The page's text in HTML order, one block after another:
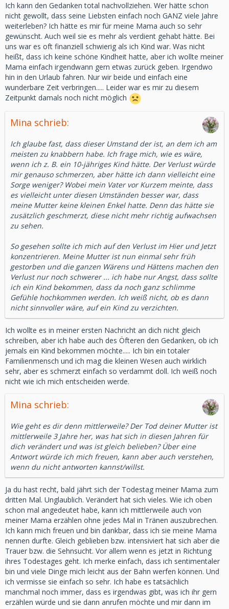
Ich kann den Gedanken total nachvollziehen. Wer hätte schon
nicht gewollt, dass seine Liebsten einfach noch GANZ viele Jahre
weiterleben? Ich hätte es mir für meine Mama auch so sehr
gewünscht. Auch weil sie es mehr als verdient gehabt hätte. Bei
uns war es oft finanziell schwierig als ich Kind war. Was nicht
heißt, dass ich keine schöne Kindheit hatte, aber ich wollte meiner
Mama einfach irgendwann gern etwas zurück geben. Irgendwo
hin in den Urlaub fahren. Nur wir beide und einfach eine
wunderbare Zeit verbringen..... Leider war es mir zu diesem
Zeitpunkt damals noch nicht möglich
Mina schrieb:
Ich glaube fast, dass dieser Umstand der ist, an dem ich am
meisten zu knabbern habe. Ich frage mich, wie es wäre,
wenn ich z. B. ein 10-jähriges Kind hätte. Der Verlust würde
mir genauso schmerzen, aber hätte ich dann vielleicht eine
Sorge weniger? Wobei mein Vater vor Kurzem meinte, dass
es vielleicht unter diesen Umständen besser war, dass
meine Mutter keine kleinen Enkel hatte. Denn das hätte sie
zusätzlich geschmerzt, diese nicht mehr richtig aufwachsen
zu sehen.
So gesehen sollte ich mich auf den Verlust im Hier und Jetzt
konzentrieren. Meine Mutter ist nun einmal sehr früh
gestorben und die ganzen Wärens und Hättens machen den
Verlust nur noch schwerer ... ich habe nur Angst, dass sollte
ich ein Kind bekommen, dass da noch ganz schlimme
Gefühle hochkommen werden. Ich weiß nicht, ob es dann
nicht sinnvoller wäre, auf ein Kind zu verzichten.
Ich wollte es in meiner ersten Nachricht an dich nicht gleich
schreiben, aber ich habe auch des Öfteren den Gedanken, ob ich
jemals ein Kind bekommen möchte..... Ich bin ein totaler
Familienmensch und ich mag die kleinen Wesen auch wirklich
sehr, aber es schmerzt einfach so verdammt doll. Ich weiß noch
nicht wie ich mich entscheiden werde.
Mina schrieb:
Wie geht es dir denn mittlerweile? Der Tod deiner Mutter ist
mittlerweile 3 Jahre her, was hat sich in diesen Jahren für
dich verändert und was ist gleich belieben? Über eine
Antwort würde ich mich freuen, kann aber auch verstehen,
wenn du nicht antworten kannst/willst.
Ja du hast recht, bald jährt sich der Todestag meiner Mama zum
dritten Mal. Unglaublich. Verändert hat sich vieles. Wie ich oben
schon mal angedeutet habe, kann ich mittlerweile auch von
meiner Mama erzählen ohne jedes Mal in Tränen auszubrechen.
Ich kann mich freuen und bin dankbar, dass ich sie meine Mama
nennen durfte. Gleich geblieben bzw. intensiviert hat sich aber die
Trauer bzw. die Sehnsucht. Vor allem wenn es jetzt in Richtung
ihres Todestages geht. Ich merke einfach, dass ich sentimentaler
bin und viele Dinge mich leicht aus der Bahn werfen können. Und
ich vermisse sie einfach so sehr. Ich habe es tatsächlich
manchmal noch immer, dass es irgendwas gibt, was ich ihr gern
erzählen würde und sie dann anrufen möchte und mir dann im